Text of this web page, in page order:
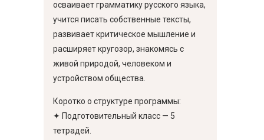
осваивает грамматику русского языка,
учится писать собственные тексты,
развивает критическое мышление и
расширяет кругозор, знакомясь с
живой природой, человеком и
устройством общества.
Коротко о структуре программы:
✦ Подготовительный класс — 5
тетрадей.